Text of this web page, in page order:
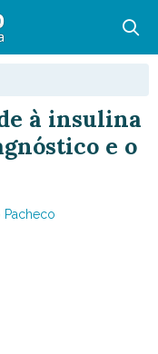
à insulina
e o
Pacheco